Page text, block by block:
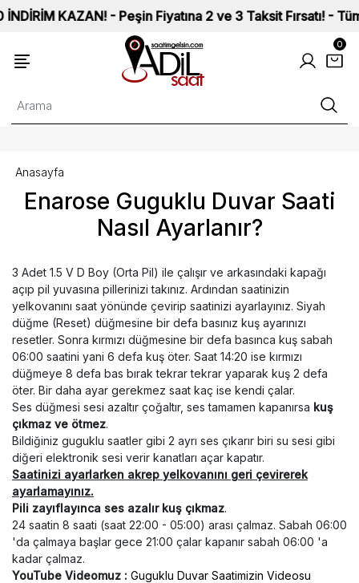
KAZAN! - Peşin Fiyatına 2 ve 3 Taksit Fırsatı! -
0
Enarose Guguklu Duvar Saati
Nasıl Ayarlanır?
Anasayfa
3 Adet 1.5 V D Boy (Orta Pil) ile çalışır ve arkasındaki kapağı
açıp pil yuvasına pillerinizi takınız. Ardından saatinizin
yelkovanını saat yönünde çevirip saatinizi ayarlayınız. Siyah
düğme (Reset) düğmesine bir defa basınız kuş ayarınızı
resetler. Sonra kırmızı düğmesine bir defa basınca kuş sabah
06:00 saatini yani 6 defa kuş öter. Saat 14:20 ise kırmızı
düğmeye 8 defa bas bırak tekrar tekrar yaparak kuş 2 defa
öter. Bir daha ayar gerekmez saat kaç ise kendi çalar.
Ses düğmesi sesi azaltır çoğaltır, ses tamamen kapanırsa kuş
çıkmaz ve ötmez.
Bildiğiniz guguklu saatler gibi 2 ayrı ses çıkarır biri su sesi gibi
diğeri elektronik sesi verir kanatları açar kapatır.
Saatinizi ayarlarken akrep yelkovanını geri çevirerek
ayarlamayınız.
Pili zayıflayınca ses azalır kuş çıkmaz.
24 saatin 8 saati (saat 22:00 - 05:00) arası çalmaz. Sabah 06:00
'da çalmaya başlar gece 21:00 çalar kapanır sabah 06:00 'a
kadar çalmaz.
YouTube Videomuz : Guguklu Duvar Saatimizin Videosu